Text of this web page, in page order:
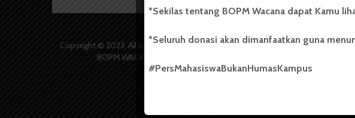
Copyright © 2023. All rights reserved
BOPM WACANA.
secara mandiri oleh mahasiswa
Universitas Sumatera Utara
salah satu Unit Kegiatan
dengan nama Pers Mahasiswa
USU yang berdiri pada 1 Juli 1995.
*Sekilas tentang BOPM Wacana dapat Kamu
*Seluruh donasi akan dimanfaatkan guna
#PersMahasiswaBukanHumasKampus